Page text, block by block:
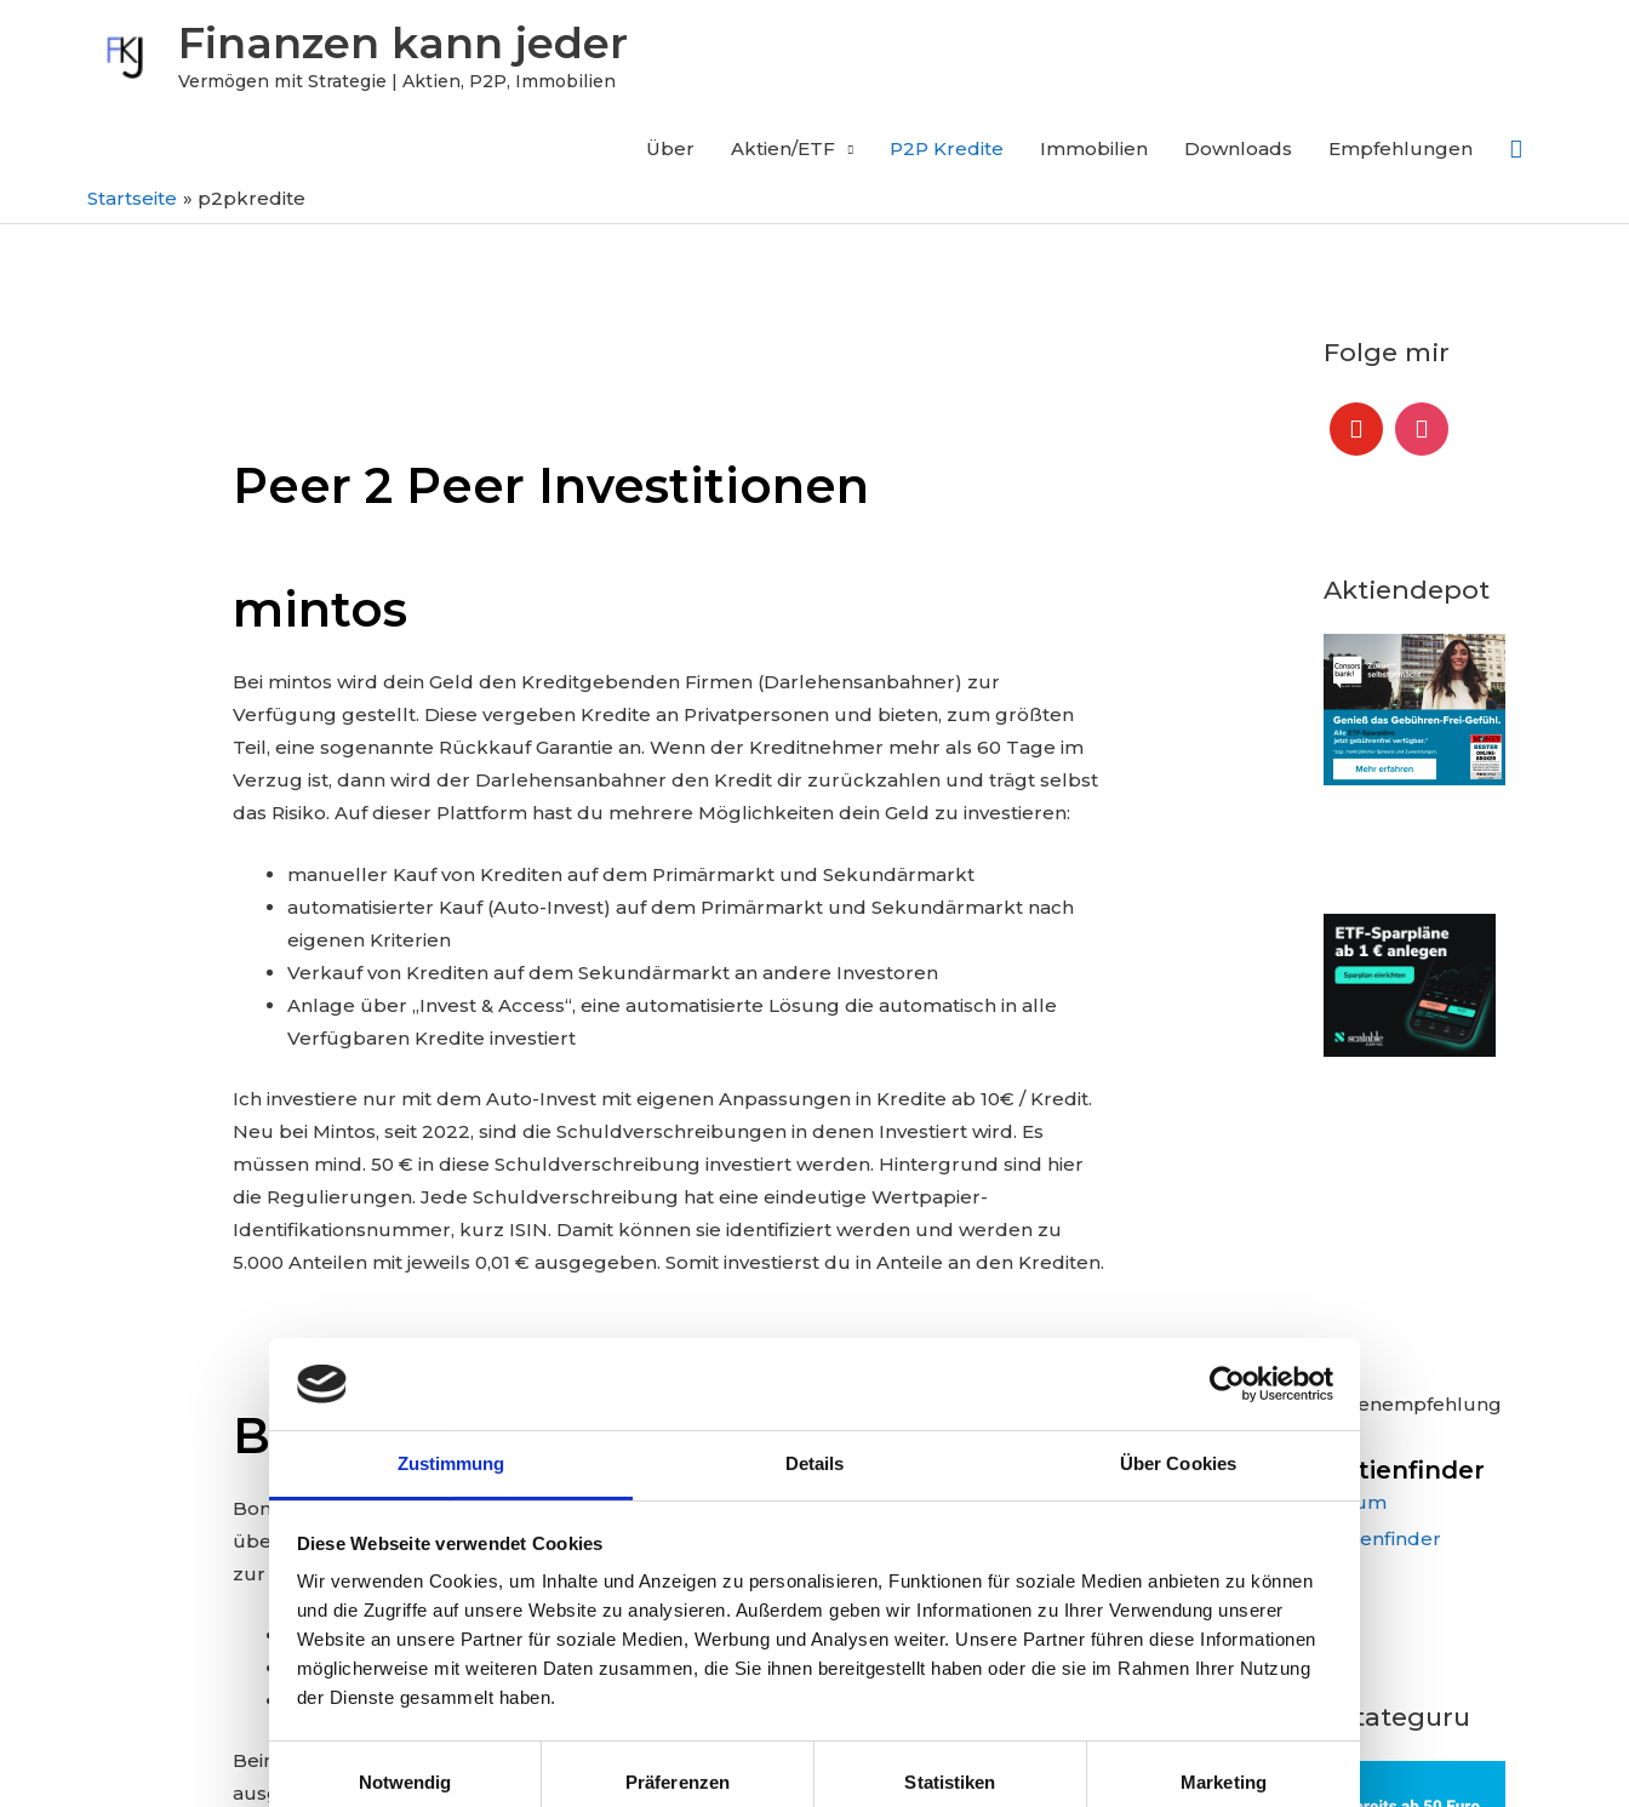
Zustimmung Details Über Cookies
Diese Webseite verwendet Cookies
Wir verwenden Cookies, um Inhalte und Anzeigen zu personalisieren, Funktionen für soziale Medien anbieten zu können
und die Zugriffe auf unsere Website zu analysieren. Außerdem geben wir Informationen zu Ihrer Verwendung unserer
Website an unsere Partner für soziale Medien, Werbung und Analysen weiter. Unsere Partner führen diese Informationen
möglicherweise mit weiteren Daten zusammen, die Sie ihnen bereitgestellt haben oder die sie im Rahmen Ihrer Nutzung
der Dienste gesammelt haben.
Einwilligungsauswahl
Notwendig
Präferenzen Statistiken Marketing
Finanzen kann jeder
Vermögen mit Strategie | Aktien, P2P, Immobilien
Über Aktien/ETF P2P Kredite Immobilien Downloads Empfehlungen Suchen
Startseite p2pkredite
Peer 2 Peer Investitionen
mintos
Bei mintos wird dein Geld den Kreditgebenden Firmen (Darlehensanbahner) zur
Verfügung gestellt. Diese vergeben Kredite an Privatpersonen und bieten, zum größten
Teil, eine sogenannte Rückkauf Garantie an. Wenn der Kreditnehmer mehr als 60 Tage im
Verzug ist, dann wird der Darlehensanbahner den Kredit dir zurückzahlen und trägt selbst
das Risiko. Auf dieser Plattform hast du mehrere Möglichkeiten dein Geld zu investieren:
manueller Kauf von Krediten auf dem Primärmarkt und Sekundärmarkt
automatisierter Kauf (Auto-Invest) auf dem Primärmarkt und Sekundärmarkt nach
eigenen Kriterien
Verkauf von Krediten auf dem Sekundärmarkt an andere Investoren
Anlage über „Invest & Access“, eine automatisierte Lösung die automatisch in alle
Verfügbaren Kredite investiert
Ich investiere nur mit dem Auto-Invest mit eigenen Anpassungen in Kredite ab 10€ / Kredit.
Neu bei Mintos, seit 2022, sind die Schuldverschreibungen in denen Investiert wird. Es
müssen mind. 50 € in diese Schuldverschreibung investiert werden. Hintergrund sind hier
die Regulierungen. Jede Schuldverschreibung hat eine eindeutige Wertpapier-
Identifikationsnummer, kurz ISIN. Damit können sie identifiziert werden und werden zu
5.000 Anteilen mit jeweils 0,01 € ausgegeben. Somit investierst du in Anteile an den Krediten.
Bondora
Bondora bietet die Möglichkeit sein Geld direkt an Privatleute zu vergeben. Die Plattform
übernimmt die Abwicklung der Zahlungsvorgänge und bietet verschiedene Möglichkeiten
zur Investition an:
Portfolio Manager
Portfolio Pro
Go & Grow
Beim Portfolio Manger und mit Portfolio Pro wird dein Geld automatisch, nach der
ausgewählten Strategie, investiert. Hier gibt es keinerlei Rückkaufgarantie und die
Folge mir
Aktiendepot
Seitenempfehlung
Aktienfinder
Estateguru